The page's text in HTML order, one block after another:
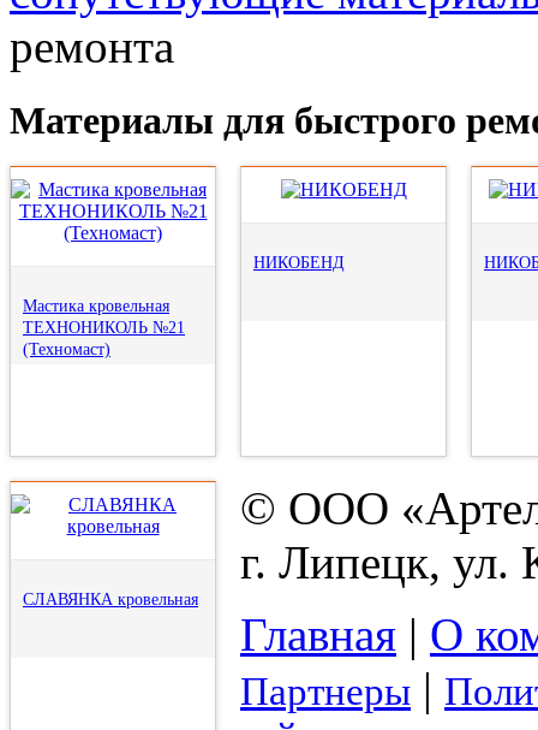
ремонта
Материалы для быстрого
Мастика кровельная
ТЕХНОНИКОЛЬ №21
(Техномаст)
НИКОБЕНД
СЛАВЯНКА кровельная
© ООО
г. Липецк, ул.
Главная | О
Партнеры |